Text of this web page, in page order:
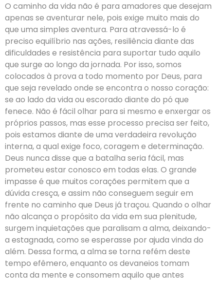
O caminho da vida não é para amadores que desejam
apenas se aventurar nele, pois exige muito mais do
que uma simples aventura. Para atravessá-lo é
preciso equilíbrio nas ações, resiliência diante das
dificuldades e resistência para suportar tudo aquilo
que surge ao longo da jornada. Por isso, somos
colocados à prova a todo momento por Deus, para
que seja revelado onde se encontra o nosso coração:
se ao lado da vida ou escorado diante do pó que
fenece. Não é fácil olhar para si mesmo e enxergar os
próprios passos, mas esse processo precisa ser feito,
pois estamos diante de uma verdadeira revolução
interna, a qual exige foco, coragem e determinação.
Deus nunca disse que a batalha seria fácil, mas
prometeu estar conosco em todas elas. O grande
impasse é que muitos corações permitem que a
dúvida cresça, e assim não conseguem seguir em
frente no caminho que Deus já traçou. Quando o olhar
não alcança o propósito da vida em sua plenitude,
surgem inquietações que paralisam a alma, deixando-
a estagnada, como se esperasse por ajuda vinda do
além. Dessa forma, a alma se torna refém deste
tempo efêmero, enquanto os devaneios tomam
conta da mente e consomem aquilo que antes